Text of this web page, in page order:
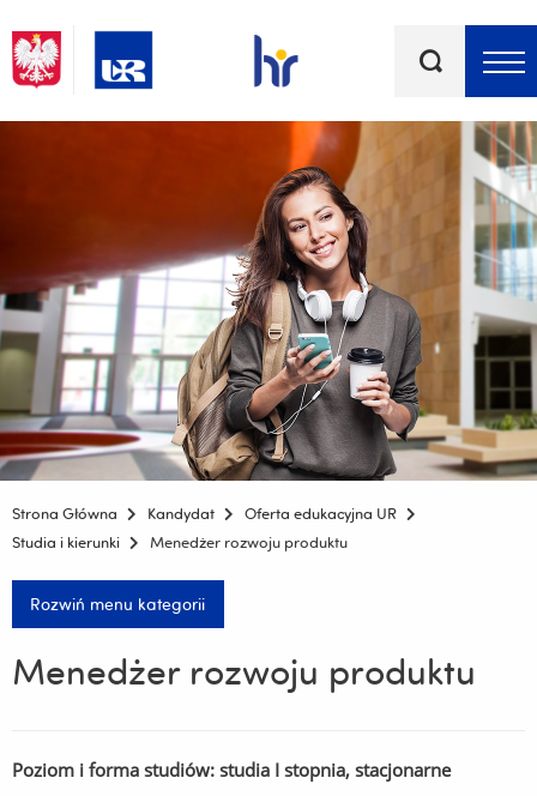
kluczowe
Strona Główna Kandydat
Oferta edukacyjna UR
Studia i kierunki
Menedżer rozwoju produktu
Rozwiń menu kategorii
Menedżer rozwoju produktu
Poziom i forma studiów: studia I stopnia, stacjonarne